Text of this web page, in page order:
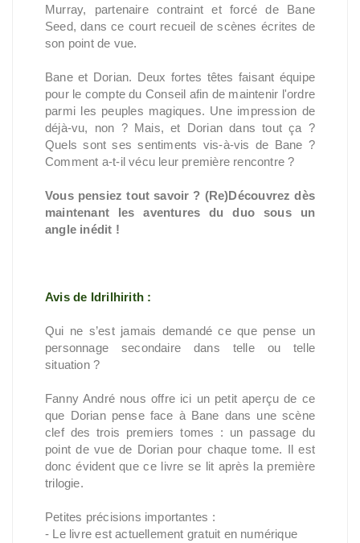
Murray, partenaire contraint et forcé de Bane
Seed, dans ce court recueil de scènes écrites de
son point de vue.
Bane et Dorian. Deux fortes têtes faisant équipe
pour le compte du Conseil afin de maintenir l'ordre
parmi les peuples magiques. Une impression de
déjà-vu, non ? Mais, et Dorian dans tout ça ?
Quels sont ses sentiments vis-à-vis de Bane ?
Comment a-t-il vécu leur première rencontre ?
Vous pensiez tout savoir ? (Re)Découvrez dès
maintenant les aventures du duo sous un
angle inédit !
Avis de Idrilhirith :
Qui ne s’est jamais demandé ce que pense un
personnage secondaire dans telle ou telle
situation ?
Fanny André nous offre ici un petit aperçu de ce
que Dorian pense face à Bane dans une scène
clef des trois premiers tomes : un passage du
point de vue de Dorian pour chaque tome. Il est
donc évident que ce livre se lit après la première
trilogie.
Petites précisions importantes :
- Le livre est actuellement gratuit en numérique